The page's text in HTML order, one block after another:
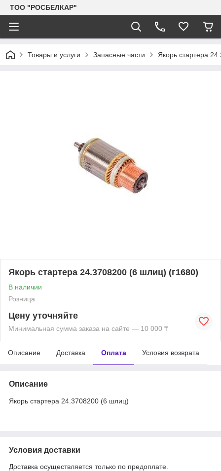
TOO "РОСБЕЛКАР"
Товары и услуги Запасные части Якорь стартера
Якорь стартера 24.3708200 (6 шлиц) (г1680)
В наличии
Розница
Цену уточняйте
Минимальная сумма заказа на сайте — 10 000 ₸
Описание Доставка Оплата Условия возврата
Описание
Якорь стартера 24.3708200 (6 шлиц)
Условия доставки
Доставка осуществляется только по предоплате.